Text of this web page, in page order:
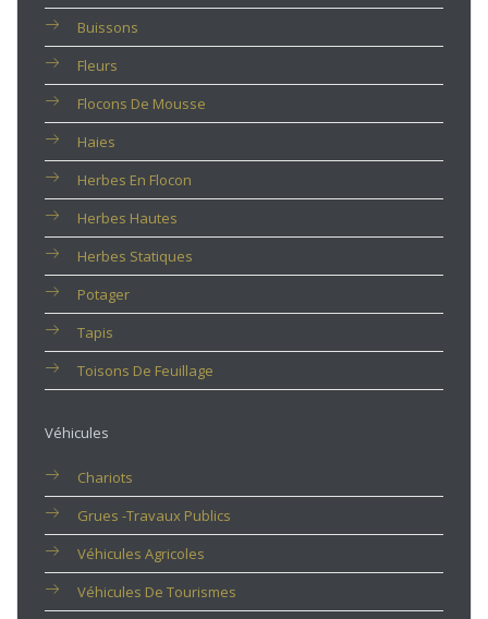
Buissons
Fleurs
Flocons De Mousse
Haies
Herbes En Flocon
Herbes Hautes
Herbes Statiques
Potager
Tapis
Toisons De Feuillage
Véhicules
Chariots
Grues -travaux Publics
Véhicules Agricoles
Véhicules De Tourismes